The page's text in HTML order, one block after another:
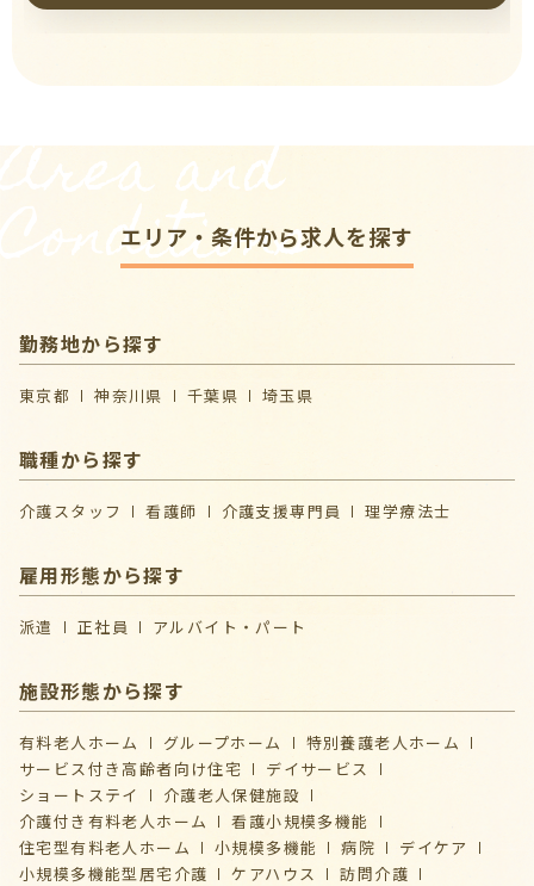
Area and
Conditions
エリア・条件から求人を探す
勤務地から探す
東京都 神奈川県 千葉県 埼玉県
職種から探す
介護スタッフ 看護師 介護支援専門員 理学療法士
雇用形態から探す
派遣 正社員 アルバイト・パート
施設形態から探す
有料老人ホーム グループホーム
特別養護老人ホーム
サービス付き高齢者向け住宅
デイサービス
ショートステイ
介護⽼⼈保健施設
介護付き有料老人ホーム
看護小規模多機能
住宅型有料老人ホーム
小規模多機能 病院
デイケア
⼩規模多機能型居宅介護
ケアハウス
訪問介護